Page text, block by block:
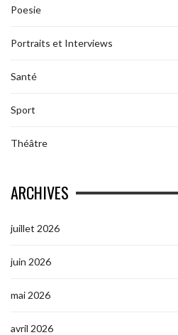
Poesie
Portraits et Interviews
Santé
Sport
Théâtre
ARCHIVES
juillet 2026
juin 2026
mai 2026
avril 2026